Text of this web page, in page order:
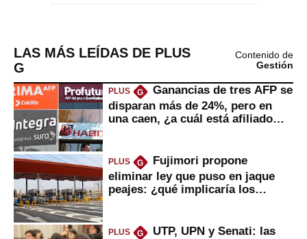
LAS MÁS LEÍDAS DE PLUS
G
Contenido de
Gestión
PLUS G
Ganancias de tres AFP se
disparan más de 24%, pero en
una caen, ¿a cuál está afiliado
PLUS G
Fujimori propone
eliminar ley que puso en jaque
peajes: ¿qué implicaría los
PLUS G
UTP, UPN y Senati: las